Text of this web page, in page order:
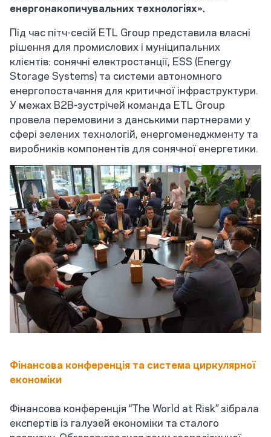
енергонакопичувальних технологіях».
Під час пітч-сесій ETL Group представила власні
рішення для промислових і муніципальних
клієнтів: сонячні електростанції, ESS (Energy
Storage Systems) та системи автономного
енергопостачання для критичної інфраструктури.
У межах B2B-зустрічей команда ETL Group
провела перемовини з данськими партнерами у
сфері зелених технологій, енергоменеджменту та
виробників компонентів для сонячної енергетики.
Фінансова конференція та система циркулярної
економіки
Фінансова конференція “The World at Risk” зібрала
експертів із галузей економіки та сталого